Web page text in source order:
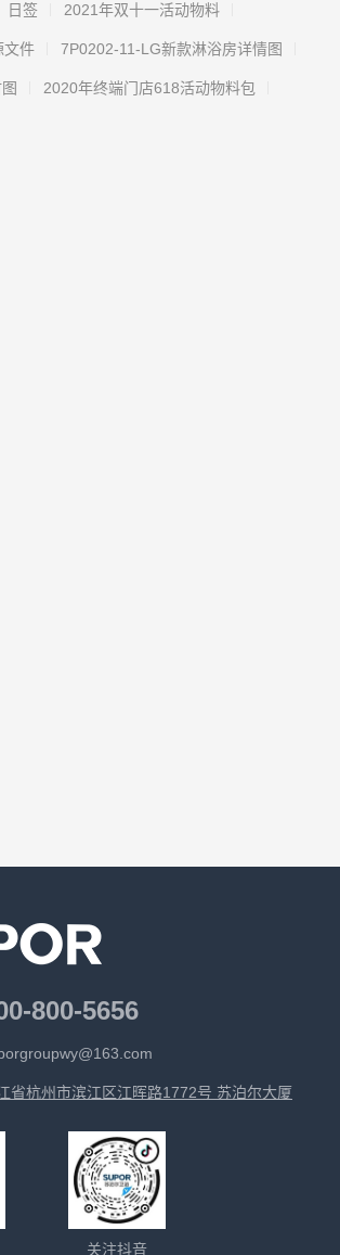
日签 2021年双十一活动物料
文件 7P0202-11-LG新款淋浴房详情图
2020年终端门店618活动物料包
800-5656
省杭州市滨江区江晖路1772号 苏泊尔大厦
关注抖音